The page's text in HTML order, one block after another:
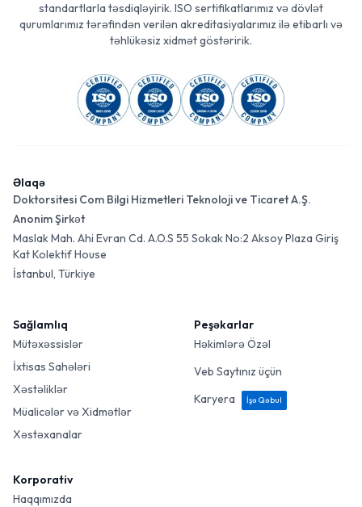
standartlarla təsdiqləyirik. ISO sertifikatlarımız və dövlət
qurumlarımız tərəfindən verilən akreditasiyalarımız ilə etibarlı və
təhlükəsiz xidmət göstəririk.
Əlaqə
Doktorsitesi Com Bilgi Hizmetleri Teknoloji ve Ticaret A.Ş.
Anonim Şirkət
Maslak Mah. Ahi Evran Cd. A.O.S 55 Sokak No:2 Aksoy Plaza Giriş
Kat Kolektif House
İstanbul, Türkiye
Sağlamlıq
Mütəxəssislər
İxtisas Sahələri
Xəstəliklər
Müalicələr və Xidmətlər
Xəstəxanalar
Peşəkarlar
Həkimlərə Özəl
Veb Saytınız üçün
Karyera
İşə Qəbul
Korporativ
Haqqımızda